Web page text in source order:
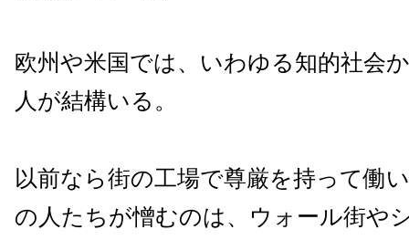
欧州や米国では、いわゆる知的社会
人が結構いる。
以前なら街の工場で尊厳を持って働
の人たちが憎むのは、ウォール街や